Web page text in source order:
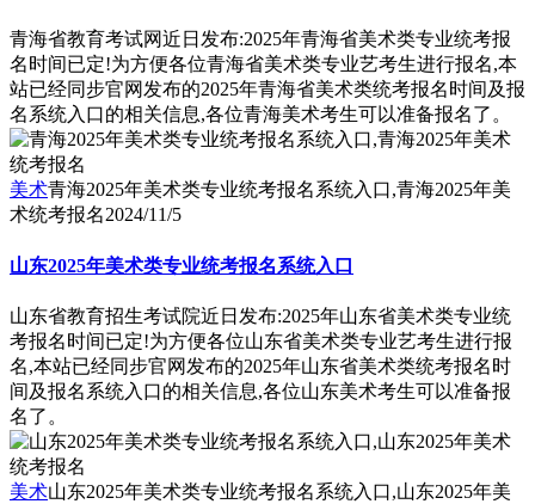
青海省教育考试网近日发布:2025年青海省美术类专业统考报
名时间已定!为方便各位青海省美术类专业艺考生进行报名,本
站已经同步官网发布的2025年青海省美术类统考报名时间及报
名系统入口的相关信息,各位青海美术考生可以准备报名了。
美术青海2025年美术类专业统考报名系统入口,青海2025年美
术统考报名2024/11/5
山东2025年美术类专业统考报名系统入口
山东省教育招生考试院近日发布:2025年山东省美术类专业统
考报名时间已定!为方便各位山东省美术类专业艺考生进行报
名,本站已经同步官网发布的2025年山东省美术类统考报名时
间及报名系统入口的相关信息,各位山东美术考生可以准备报
名了。
美术山东2025年美术类专业统考报名系统入口,山东2025年美